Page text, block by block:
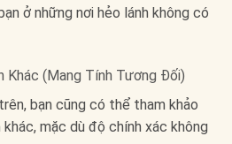
ở những nơi hẻo lánh không có
Khác (Mang Tính Tương Đối)
bạn cũng có thể tham khảo
mặc dù độ chính xác không